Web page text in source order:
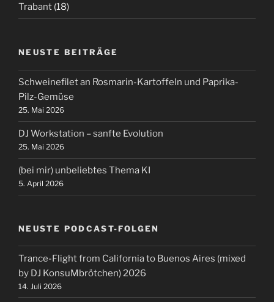
Trabant (18)
NEUSTE BEITRÄGE
Schweinefilet an Rosmarin-Kartoffeln und Paprika-
Pilz-Gemüse
25. Mai 2026
DJ Workstation – sanfte Evolution
25. Mai 2026
(bei mir) unbeliebtes Thema KI
5. April 2026
NEUSTE PODCAST-FOLGEN
Trance-Flight from California to Buenos Aires (mixed
by DJ KonsuMbrötchen) 2026
14. Juli 2026